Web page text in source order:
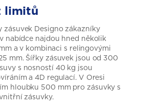
limitů
zásuvek Designo zákazníky
nabídce najdou hned několik
mm a v kombinaci s relingovými
mm. Šířky zásuvek jsou od 300
s nosností 40 kg jsou
a 4D regulací. V Oresi
hloubku 500 mm pro zásuvky s
zásuvky.